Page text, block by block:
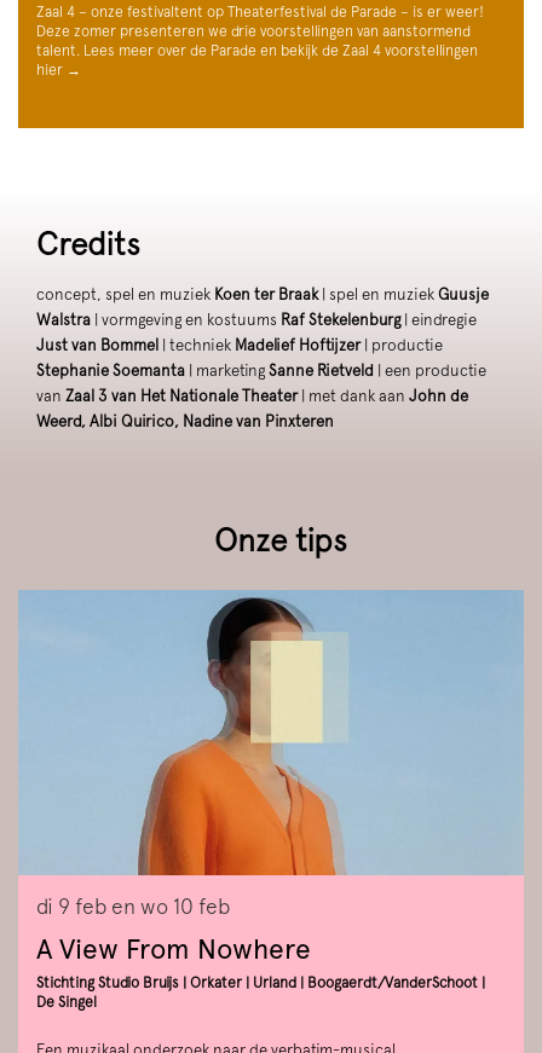
Zaal 4 – onze festivaltent op Theaterfestival de Parade – is er weer!
Deze zomer presenteren we drie voorstellingen van aanstormend
talent. Lees meer over de Parade en bekijk de Zaal 4 voorstellingen
hier →
Credits
concept, spel en muziek Koen ter Braak| spel en muziek Guusje
Walstra | vormgeving en kostuums Raf Stekelenburg| eindregie
Just van Bommel
| techniek Madelief Hoftijzer| productie
Stephanie Soemanta | marketing Sanne Rietveld
| een productie
van Zaal 3 van Het Nationale Theater| met dank aan John de
Weerd, Albi Quirico, Nadine van Pinxteren
Onze tips
A View From Nowhere
Stichting Studio Bruijs | Orkater | Urland | Boogaerdt/VanderSchoot |
De Singel
di 9 feb en wo 10 feb